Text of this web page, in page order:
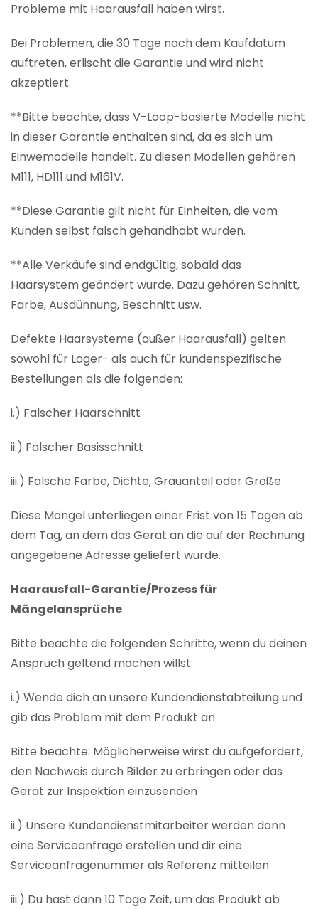
Probleme mit Haarausfall haben wirst.
Bei Problemen, die 30 Tage nach dem Kaufdatum
auftreten, erlischt die Garantie und wird nicht
akzeptiert.
**Bitte beachte, dass V-Loop-basierte Modelle nicht
in dieser Garantie enthalten sind, da es sich um
Einwemodelle handelt. Zu diesen Modellen gehören
M111, HD111 und M161V.
**Diese Garantie gilt nicht für Einheiten, die vom
Kunden selbst falsch gehandhabt wurden.
**Alle Verkäufe sind endgültig, sobald das
Haarsystem geändert wurde. Dazu gehören Schnitt,
Farbe, Ausdünnung, Beschnitt usw.
Defekte Haarsysteme (außer Haarausfall) gelten
sowohl für Lager- als auch für kundenspezifische
Bestellungen als die folgenden:
i.) Falscher Haarschnitt
ii.) Falscher Basisschnitt
iii.) Falsche Farbe, Dichte, Grauanteil oder Größe
Diese Mängel unterliegen einer Frist von 15 Tagen ab
dem Tag, an dem das Gerät an die auf der Rechnung
angegebene Adresse geliefert wurde.
Haarausfall-Garantie/Prozess für
Mängelansprüche
Bitte beachte die folgenden Schritte, wenn du deinen
Anspruch geltend machen willst:
i.) Wende dich an unsere Kundendienstabteilung und
gib das Problem mit dem Produkt an
Bitte beachte: Möglicherweise wirst du aufgefordert,
den Nachweis durch Bilder zu erbringen oder das
Gerät zur Inspektion einzusenden
ii.) Unsere Kundendienstmitarbeiter werden dann
eine Serviceanfrage erstellen und dir eine
Serviceanfragenummer als Referenz mitteilen
iii.) Du hast dann 10 Tage Zeit, um das Produkt ab